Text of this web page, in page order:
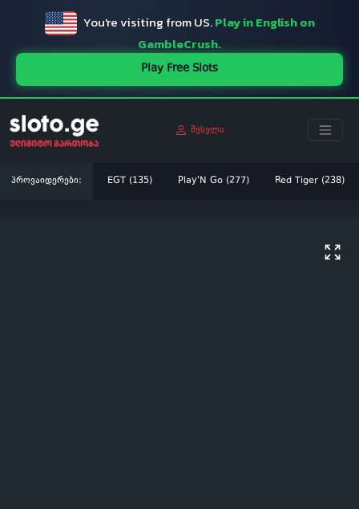
You're visiting from US.Play in English on
GambleCrush.
Play Free Slots
შესვლა
პროვაიდერები: EGT (135) Play'N Go (277) Red Tiger (238)